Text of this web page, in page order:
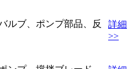
ルブ、ポンプ部品、反
詳細
>>